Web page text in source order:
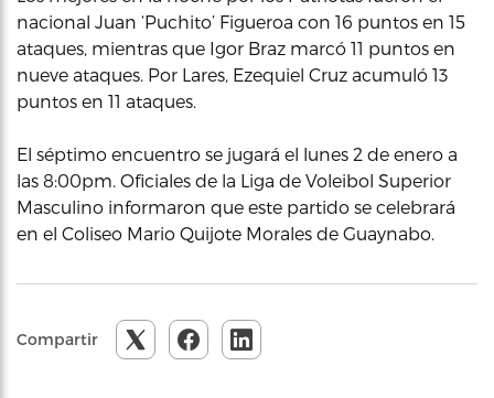
nacional Juan ‘Puchito’ Figueroa con 16 puntos en 15
ataques, mientras que Igor Braz marcó 11 puntos en
nueve ataques. Por Lares, Ezequiel Cruz acumuló 13
puntos en 11 ataques.
El séptimo encuentro se jugará el lunes 2 de enero a
las 8:00pm. Oficiales de la Liga de Voleibol Superior
Masculino informaron que este partido se celebrará
en el Coliseo Mario Quijote Morales de Guaynabo.
Compartir